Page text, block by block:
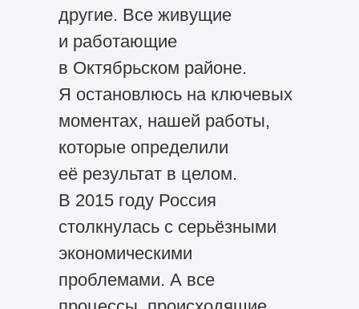
другие. Все живущие
и работающие
в Октябрьском районе.
Я остановлюсь на ключевых
моментах, нашей работы,
которые определили
её результат в целом.
В 2015 году Россия
столкнулась с серьёзными
экономическими
проблемами. А все